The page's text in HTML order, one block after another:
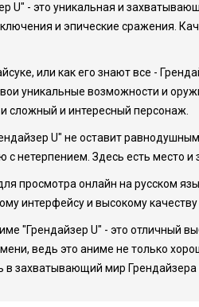
U" - это уникальная и
и эпические сражения.
или как его знают все -
уникальные возможности и
сложный и интересный персонаж.
U" не оставит
нетерпением. Здесь есть место
просмотра онлайн на русском
интерфейсу и высокому
"Грендайзер U" - это отличный
ведь это аниме не только
в захватывающий мир